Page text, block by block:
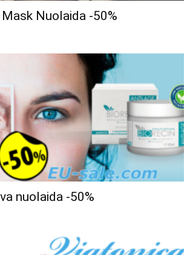
Nuolaida -50%
nuolaida -50%